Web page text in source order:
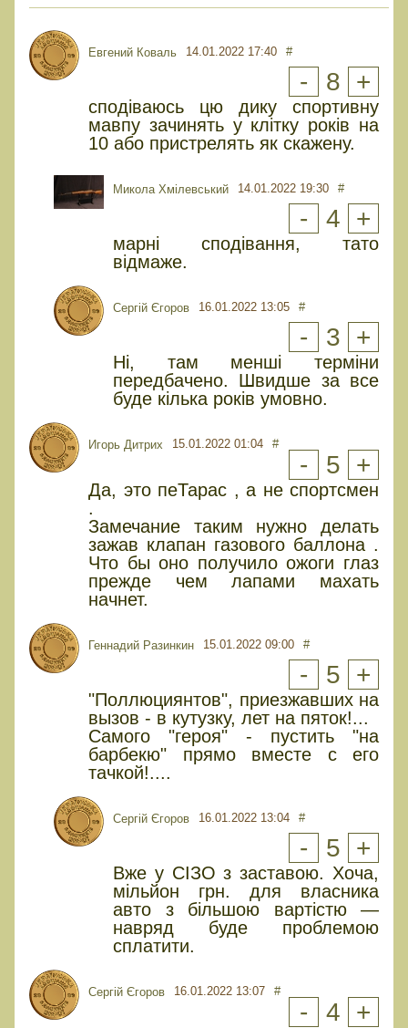
Евгений Коваль 14.01.2022 17:40 #
- 8 +
сподіваюсь цю дику спортивну
мавпу зачинять у клітку років на
10 або пристрелять як скажену.
Микола Хмілевський 14.01.2022 19:30 #
- 4 +
марні сподівання, тато
відмаже.
Сергій Єгоров 16.01.2022 13:05 #
- 3 +
Ні, там менші терміни
передбачено. Швидше за все
буде кілька років умовно.
Игорь Дитрих 15.01.2022 01:04 #
- 5 +
Да, это пеТарас , а не спортсмен
.
Замечание таким нужно делать
зажав клапан газового баллона .
Что бы оно получило ожоги глаз
прежде чем лапами махать
начнет.
Геннадий Разинкин 15.01.2022 09:00 #
- 5 +
"Поллюциянтов", приезжавших на
вызов - в кутузку, лет на пяток!...
Самого "героя" - пустить "на
барбекю" прямо вместе с его
тачкой!....
Сергій Єгоров 16.01.2022 13:04 #
- 5 +
Вже у СІЗО з заставою. Хоча,
мільйон грн. для власника
авто з більшою вартістю —
навряд буде проблемою
сплатити.
Сергій Єгоров 16.01.2022 13:07 #
- 4 +